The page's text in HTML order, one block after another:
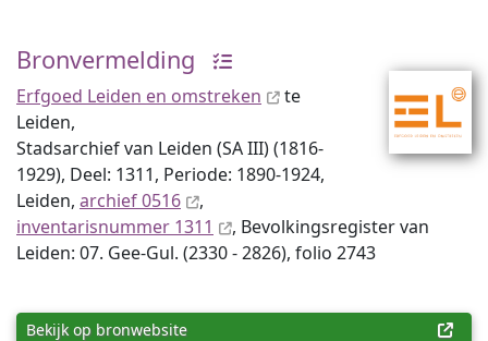
Bronvermelding
Erfgoed Leiden en omstreken
te
Leiden,
Stadsarchief van Leiden (SA III) (1816-
1929), Deel: 1311, Periode: 1890-1924,
Leiden, archief 0516
,
inventaris­num­mer 1311
, Bevolkingsregister van
Leiden: 07. Gee-Gul. (2330 - 2826), folio 2743
Bekijk op bronwebsite